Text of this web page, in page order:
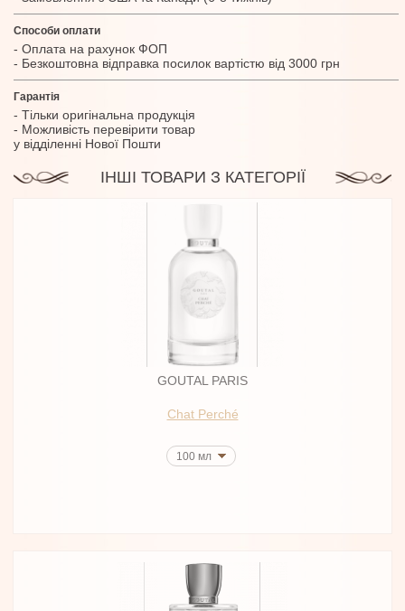
Способи оплати
- Оплата на рахунок ФОП
- Безкоштовна відправка посилок вартістю від 3000 грн
Гарантія
- Тільки оригінальна продукція
- Можливість перевірити товар
у відділенні Нової Пошти
ІНШІ ТОВАРИ З КАТЕГОРІЇ
GOUTAL PARIS
Chat Perché
100 мл